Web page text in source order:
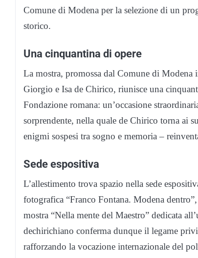
Comune di Modena per la selezione di un
storico.
Una cinquantina di opere
La mostra, promossa dal Comune di
Giorgio e Isa de Chirico, riunisce una
Fondazione romana: un’occasione
sorprendente, nella quale de Chirico torna ai
enigmi sospesi tra sogno e memoria –
Sede espositiva
L’allestimento trova spazio nella sede
fotografica “Franco Fontana. Modena
mostra “Nella mente del Maestro” dedicata
dechirichiano conferma dunque il legame
rafforzando la vocazione internazionale del